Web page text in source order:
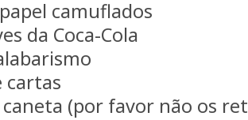
camuflados
da Coca-Cola
cartas
(por favor não os